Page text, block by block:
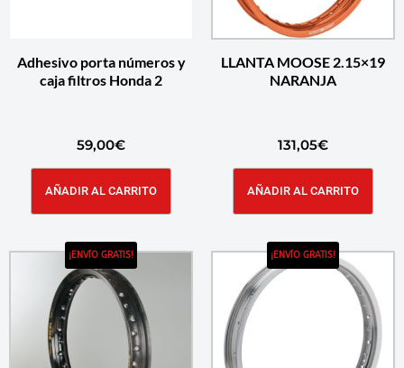
Adhesivo porta números y
caja filtros Honda 2
59,00€
AÑADIR AL CARRITO
LLANTA MOOSE 2.15×19
NARANJA
131,05€
AÑADIR AL CARRITO
¡ENVÍO GRATIS! ¡ENVÍO GRATIS!